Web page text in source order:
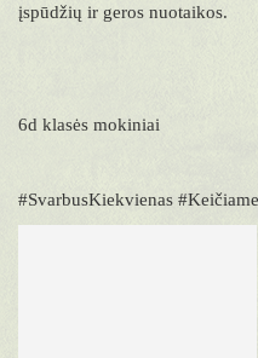
įspūdžių ir geros nuotaikos.
6d klasės mokiniai
#SvarbusKiekvienas